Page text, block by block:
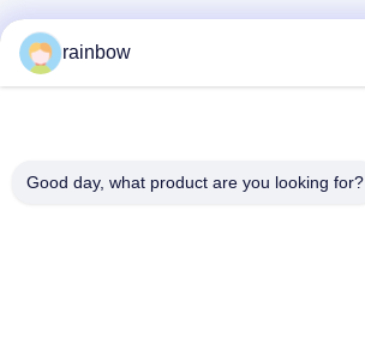
rainbow
Good day, what product are you looking for?